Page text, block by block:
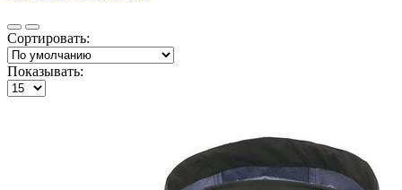
Сортировать:
Показывать: